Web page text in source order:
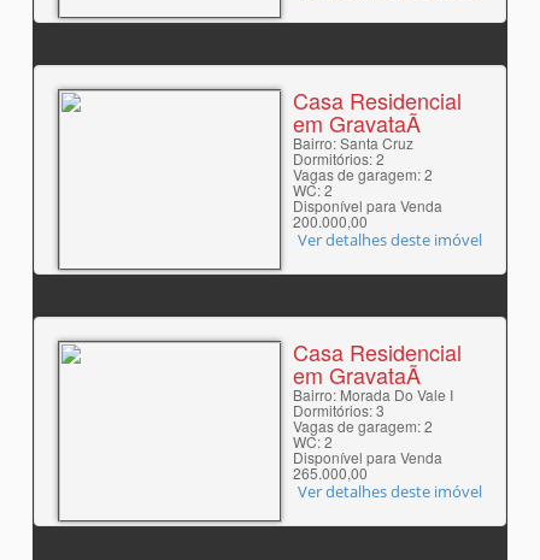
Casa Residencial
em GravataÃ­
Bairro: Santa Cruz
Dormitórios: 2
Vagas de garagem: 2
WC: 2
Disponível para Venda
200.000,00
Ver detalhes deste imóvel
Casa Residencial
em GravataÃ­
Bairro: Morada Do Vale I
Dormitórios: 3
Vagas de garagem: 2
WC: 2
Disponível para Venda
265.000,00
Ver detalhes deste imóvel